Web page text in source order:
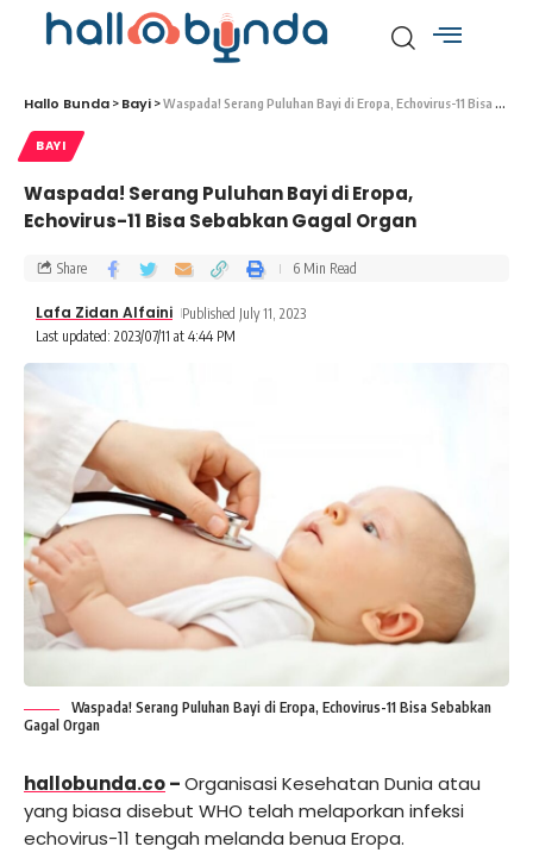
Hallo Bunda > Bayi >Waspada! Serang Puluhan Bayi di Eropa, Echovirus-11 Bisa Sebabkan Gagal Organ
BAYI
Waspada! Serang Puluhan Bayi di Eropa,
Echovirus-11 Bisa Sebabkan Gagal Organ
Last updated: 2023/07/11 at 4:44 PM
Lafa Zidan Alfaini Published July 11, 2023
Share 6 Min Read
Waspada! Serang Puluhan Bayi di Eropa, Echovirus-11 Bisa Sebabkan
Gagal Organ
hallobunda.co–Organisasi Kesehatan Dunia atau
yang biasa disebut WHO telah melaporkan infeksi
echovirus-11 tengah melanda benua Eropa.